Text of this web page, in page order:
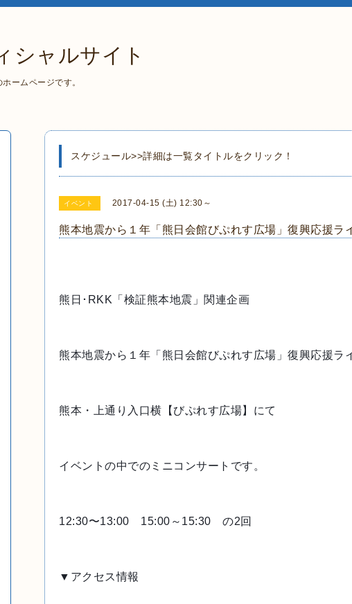
シャルサイト
ームページです。
スケジュール>>詳細は一覧タイトルをクリック！
イベント 2017-04-15 (土) 12:30～
熊本地震から１年「熊日会館びぷれす広場」復興応援ラ
熊日･RKK「検証熊本地震」関連企画
熊本地震から１年「熊日会館びぷれす広場」復興応援ラ
熊本・上通り入口横【びぷれす広場】にて
イベントの中でのミニコンサートです。
12:30〜13:00　15:00～15:30　の2回
▼アクセス情報